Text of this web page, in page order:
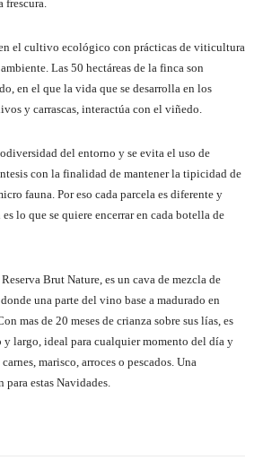
el cultivo ecológico con prácticas de viticultura
Las 50 hectáreas de la finca son
en el que la vida que se desarrolla en los
y carrascas, interactúa con el viñedo.
del entorno y se evita el uso de
con la finalidad de mantener la tipicidad de
fauna. Por eso cada parcela es diferente y
lo que se quiere encerrar en cada botella de
Brut Nature, es un cava de mezcla de
una parte del vino base a madurado en
mas de 20 meses de crianza sobre sus lías, es
y largo, ideal para cualquier momento del día y
marisco, arroces o pescados. Una
estas Navidades.